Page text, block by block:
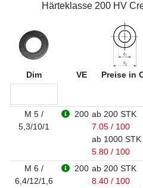
Härteklasse 200 HV
Dim VE Preise in
M 5 /
5,3/10/1
200 ab 200 STK
7.05 / 100
ab 1000 STK
5.80 / 100
M 6 /
6,4/12/1,6
200 ab 200 STK
8.40 / 100